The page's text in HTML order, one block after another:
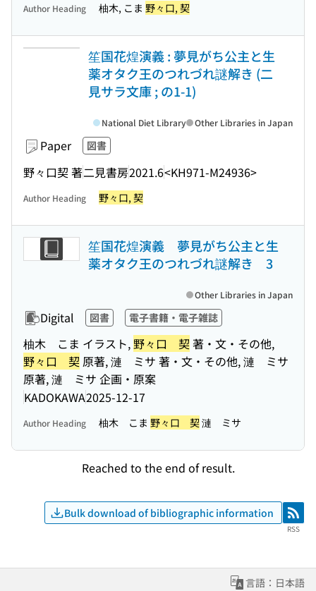
Author Heading 柚木, こま 野々口, 契
笙国花煌演義 : 夢見がち公主と生
薬オタク王のつれづれ謎解き (二
見サラ文庫 ; の1-1)
Paper 図書
野々口契 著二見書房2021.6<KH971-M24936>
National Diet Library Other Libraries in Japan
Author Heading 野々口, 契
笙国花煌演義 夢見がち公主と生
薬オタク王のつれづれ謎解き 3
Digital 図書 電子書籍・電子雑誌
柚木 こま イラスト,野々口 契 著・文・その他,
野々口 契 原著, 漣 ミサ 著・文・その他, 漣 ミサ
原著, 漣 ミサ 企画・原案
KADOKAWA2025-12-17
Other Libraries in Japan
Author Heading 柚木 こま 野々口 契 漣 ミサ
Reached to the end of result.
Bulk download of bibliographic information RSS
RSS
言語：日本語